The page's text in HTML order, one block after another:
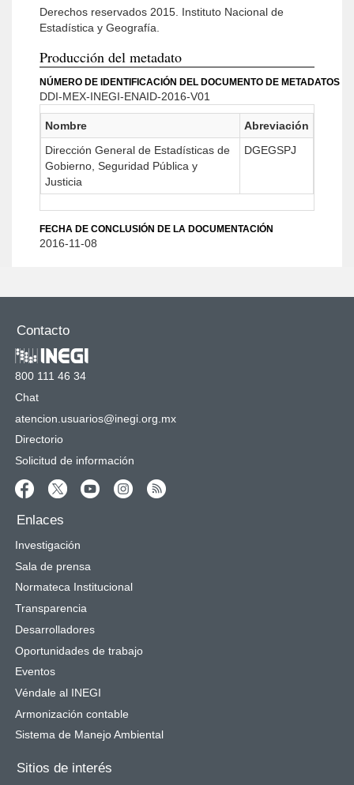
Derechos reservados 2015. Instituto Nacional de
Estadística y Geografía.
Producción del metadato
NÚMERO DE IDENTIFICACIÓN DEL DOCUMENTO DE METADATOS
DDI-MEX-INEGI-ENAID-2016-V01
Nombre
Abreviación
Dirección General de Estadísticas de
Gobierno, Seguridad Pública y
Justicia
DGEGSPJ
FECHA DE CONCLUSIÓN DE LA DOCUMENTACIÓN
2016-11-08
Contacto
800 111 46 34
Chat
atencion.usuarios@inegi.org.mx
Directorio
Solicitud de información
Enlaces
Investigación
Sala de prensa
Normateca Institucional
Transparencia
Desarrolladores
Oportunidades de trabajo
Eventos
Véndale al INEGI
Armonización contable
Sistema de Manejo Ambiental
Sitios de interés